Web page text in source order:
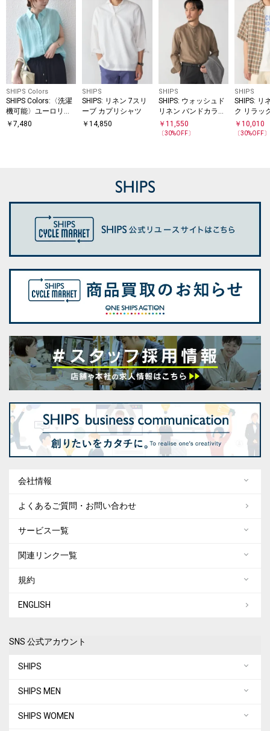
SHIPS Colors
SHIPS Colors:〈洗濯
機可能〉ユーロリネ
ン (EURO Linen) フレ
￥ 7,480
SHIPS
SHIPS: リネン 7スリ
ーブ カプリシャツ
￥14,850
SHIPS
SHIPS: ウォッシュド
リネン バンドカラー
ソリッド シャツ
￥ 11,550
〔30%OFF〕
SHIPS
SHIPS: リ
ク リラッ
トスリー
￥10,010
〔30%OFF〕
会社情報
よくあるご質問・お問い合わせ
サービス一覧
関連リンク一覧
規約
ENGLISH
SNS 公式アカウント
SHIPS
SHIPS MEN
SHIPS WOMEN